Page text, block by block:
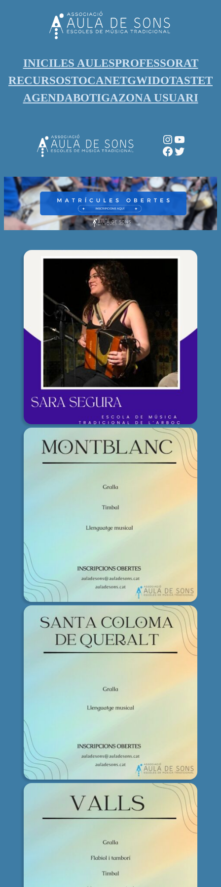
INICILES AULESPROFESSORAT
RECURSOSTOCANETGWIDOTASTET
AGENDABOTIGAZONA USUARI
Instagram
YouTube
Facebook
Twitter